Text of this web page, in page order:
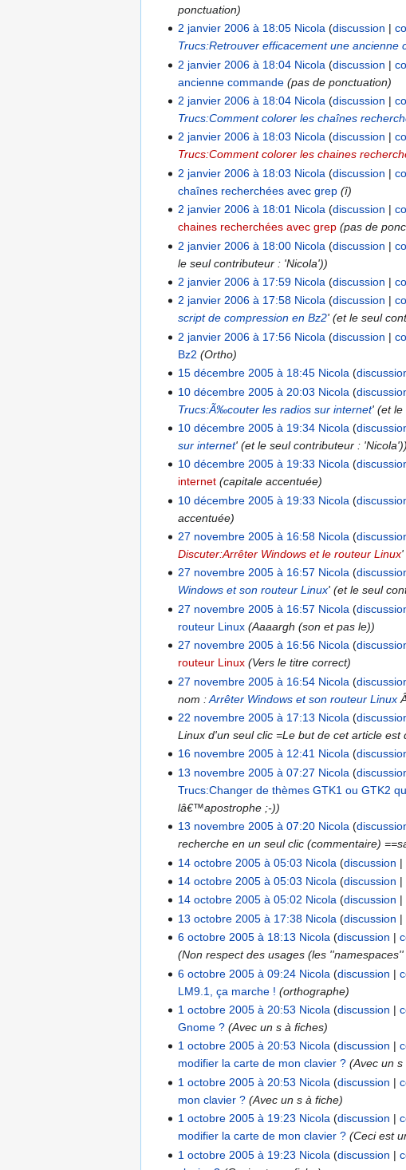
ponctuation)
2 janvier 2006 à 18:05 Nicola discussion
Trucs:Retrouver efficacement une ancienne
2 janvier 2006 à 18:04 Nicola discussion
ancienne commande (pas de ponctuation)
2 janvier 2006 à 18:04 Nicola discussion
Trucs:Comment colorer les chaînes
2 janvier 2006 à 18:03 Nicola discussion
Trucs:Comment colorer les chaines
2 janvier 2006 à 18:03 Nicola discussion
chaînes recherchées avec grep (î)
2 janvier 2006 à 18:01 Nicola discussion
chaines recherchées avec grep (pas de
2 janvier 2006 à 18:00 Nicola discussion
le seul contributeur : 'Nicola'))
2 janvier 2006 à 17:59 Nicola discussion
2 janvier 2006 à 17:58 Nicola discussion
script de compression en Bz2' (et le seul
2 janvier 2006 à 17:56 Nicola discussion
Bz2 (Ortho)
15 décembre 2005 à 18:45 Nicola
10 décembre 2005 à 20:03 Nicola
Trucs:Ã‰couter les radios sur internet' (et le
10 décembre 2005 à 19:34 Nicola
sur internet' (et le seul contributeur : 'Nicola'))
10 décembre 2005 à 19:33 Nicola
internet (capitale accentuée)
10 décembre 2005 à 19:33 Nicola
accentuée)
27 novembre 2005 à 16:58 Nicola
Discuter:Arrêter Windows et le routeur Linux'
27 novembre 2005 à 16:57 Nicola
Windows et son routeur Linux' (et le seul
27 novembre 2005 à 16:57 Nicola
routeur Linux (Aaaargh (son et pas le))
27 novembre 2005 à 16:56 Nicola
routeur Linux (Vers le titre correct)
27 novembre 2005 à 16:54 Nicola
nom :Arrêter Windows et son routeur Linux
22 novembre 2005 à 17:13 Nicola
Linux d'un seul clic =Le but de cet article
16 novembre 2005 à 12:41 Nicola
13 novembre 2005 à 07:27 Nicola
Trucs:Changer de thèmes GTK1 ou GTK2
lâ€™apostrophe ;-))
13 novembre 2005 à 07:20 Nicola
recherche en un seul clic (commentaire)
14 octobre 2005 à 05:03 Nicola discussion
14 octobre 2005 à 05:03 Nicola discussion
14 octobre 2005 à 05:02 Nicola discussion
13 octobre 2005 à 17:38 Nicola discussion
6 octobre 2005 à 18:13 Nicola discussion
(Non respect des usages (les
6 octobre 2005 à 09:24 Nicola discussion
LM9.1, ça marche ! (orthographe)
1 octobre 2005 à 20:53 Nicola discussion
Gnome ? (Avec un s à fiches)
1 octobre 2005 à 20:53 Nicola discussion
modifier la carte de mon clavier ? (Avec un s
1 octobre 2005 à 20:53 Nicola discussion
mon clavier ? (Avec un s à fiche)
1 octobre 2005 à 19:23 Nicola discussion
modifier la carte de mon clavier ? (Ceci est
1 octobre 2005 à 19:23 Nicola discussion